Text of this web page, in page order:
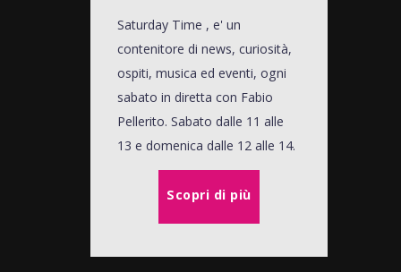
Saturday Time , e' un
contenitore di news, curiosità,
ospiti, musica ed eventi, ogni
sabato in diretta con Fabio
Pellerito. Sabato dalle 11 alle
13 e domenica dalle 12 alle 14.
Scopri di più